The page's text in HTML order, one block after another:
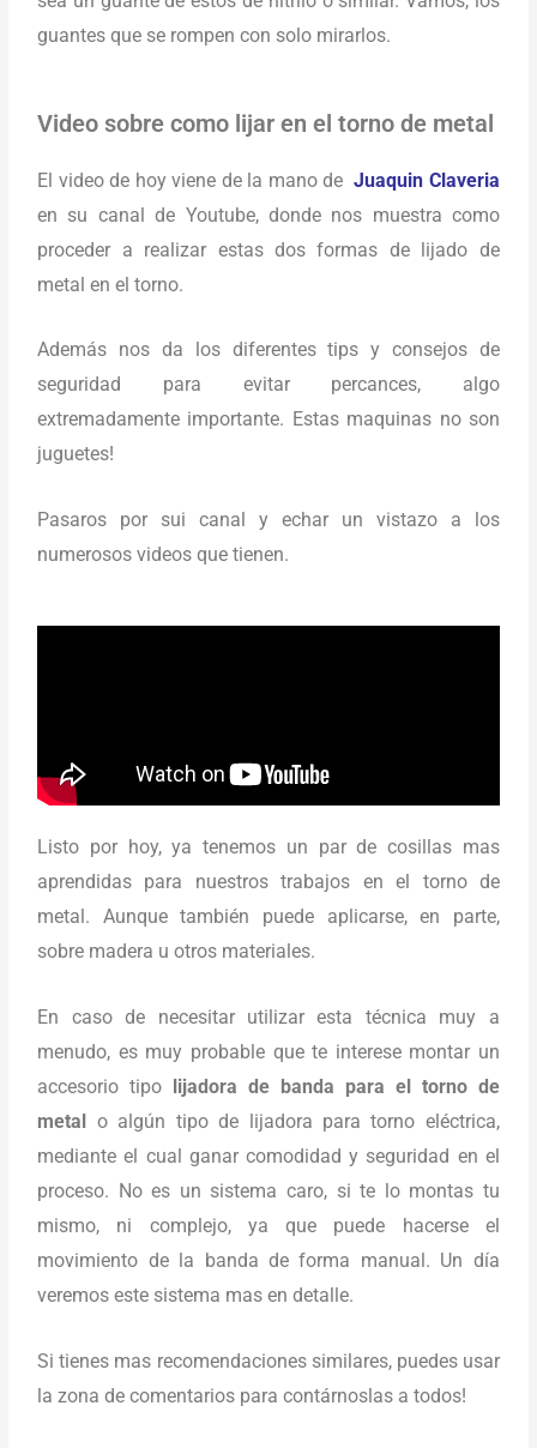
guantes que se rompen con solo mirarlos.
Video sobre como lijar en el torno de metal
El video de hoy viene de la mano deJuaquin Claveria
en su canal de Youtube, donde nos muestra como
proceder a realizar estas dos formas de lijado de
metal en el torno.
Además nos da los diferentes tips y consejos de
seguridad para evitar percances, algo
extremadamente importante. Estas maquinas no son
juguetes!
Pasaros por sui canal y echar un vistazo a los
numerosos videos que tienen.
Listo por hoy, ya tenemos un par de cosillas mas
aprendidas para nuestros trabajos en el torno de
metal. Aunque también puede aplicarse, en parte,
sobre madera u otros materiales.
En caso de necesitar utilizar esta técnica muy a
menudo, es muy probable que te interese montar un
accesorio tipo lijadora de banda para el torno de
metal o algún tipo de lijadora para torno eléctrica,
mediante el cual ganar comodidad y seguridad en el
proceso. No es un sistema caro, si te lo montas tu
mismo, ni complejo, ya que puede hacerse el
movimiento de la banda de forma manual. Un día
veremos este sistema mas en detalle.
Si tienes mas recomendaciones similares, puedes usar
la zona de comentarios para contárnoslas a todos!